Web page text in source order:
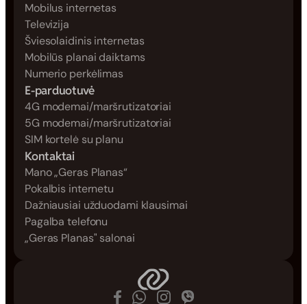
Mobilus internetas
Televizija
Šviesolaidinis internetas
Mobilūs planai daiktams
Numerio perkėlimas
E-parduotuvė
4G modemai/maršrutizatoriai
5G modemai/maršrutizatoriai
SIM kortelė su planu
Kontaktai
Mano „Geras Planas“
Pokalbis internetu
Dažniausiai užduodami klausimai
Pagalba telefonu
„Geras Planas" salonai